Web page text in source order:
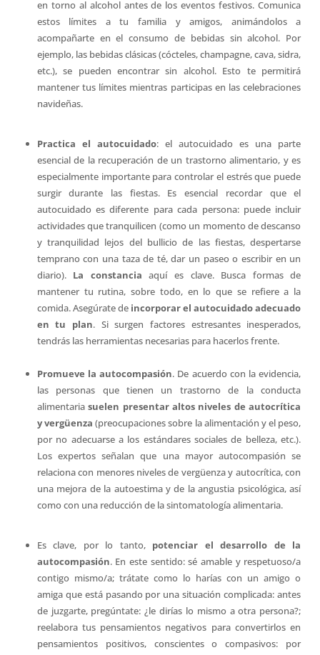
en torno al alcohol antes de los eventos festivos. Comunica
estos límites a tu familia y amigos, animándolos a
acompañarte en el consumo de bebidas sin alcohol. Por
ejemplo, las bebidas clásicas (cócteles, champagne, cava, sidra,
etc.), se pueden encontrar sin alcohol. Esto te permitirá
mantener tus límites mientras participas en las celebraciones
navideñas.
Practica el autocuidado: el autocuidado es una parte
esencial de la recuperación de un trastorno alimentario, y es
especialmente importante para controlar el estrés que puede
surgir durante las fiestas. Es esencial recordar que el
autocuidado es diferente para cada persona: puede incluir
actividades que tranquilicen (como un momento de descanso
y tranquilidad lejos del bullicio de las fiestas, despertarse
temprano con una taza de té, dar un paseo o escribir en un
diario). La constanciaaquí es clave. Busca formas de
mantener tu rutina, sobre todo, en lo que se refiere a la
comida. Asegúrate deincorporar el autocuidado adecuado
en tu plan. Si surgen factores estresantes inesperados,
tendrás las herramientas necesarias para hacerlos frente.
Promueve la autocompasión. De acuerdo con la evidencia,
las personas que tienen un trastorno de la conducta
alimentariasuelen presentar altos niveles de autocrítica
y vergüenza (preocupaciones sobre la alimentación y el peso,
por no adecuarse a los estándares sociales de belleza, etc.).
Los expertos señalan que una mayor autocompasión se
relaciona con menores niveles de vergüenza y autocrítica, con
una mejora de la autoestima y de la angustia psicológica, así
como con una reducción de la sintomatología alimentaria.
Es clave, por lo tanto, potenciar el desarrollo de la
autocompasión. En este sentido: sé amable y respetuoso/a
contigo mismo/a; trátate como lo harías con un amigo o
amiga que está pasando por una situación complicada: antes
de juzgarte, pregúntate: ¿le dirías lo mismo a otra persona?;
reelabora tus pensamientos negativos para convertirlos en
pensamientos positivos, conscientes o compasivos: por